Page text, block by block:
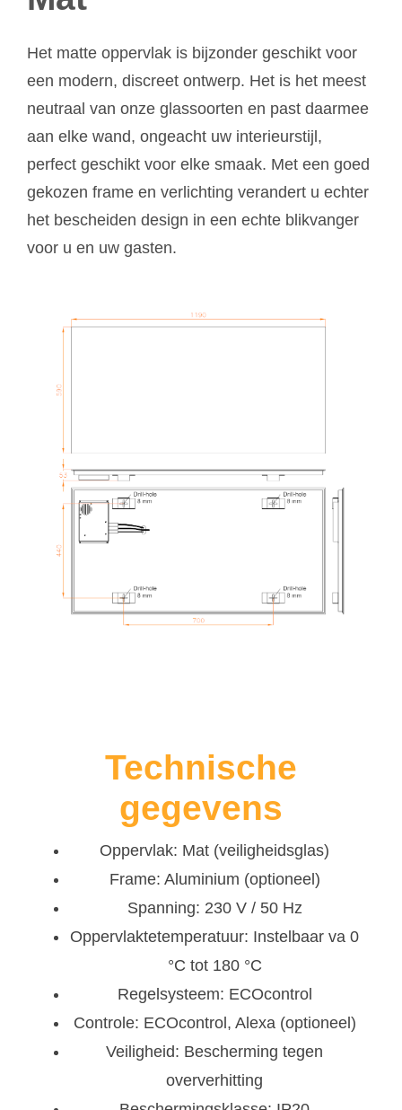
Het matte oppervlak is bijzonder geschikt voor
een modern, discreet ontwerp. Het is het meest
neutraal van onze glassoorten en past daarmee
aan elke wand, ongeacht uw interieurstijl,
perfect geschikt voor elke smaak. Met een goed
gekozen frame en verlichting verandert u echter
het bescheiden design in een echte blikvanger
voor u en uw gasten.
Technische
gegevens
Oppervlak: Mat (veiligheidsglas)
Frame: Aluminium (optioneel)
Spanning: 230 V / 50 Hz
Oppervlaktetemperatuur: Instelbaar va 0
°C tot 180 °C
Regelsysteem: ECOcontrol
Controle: ECOcontrol, Alexa (optioneel)
Veiligheid: Bescherming tegen
oververhitting